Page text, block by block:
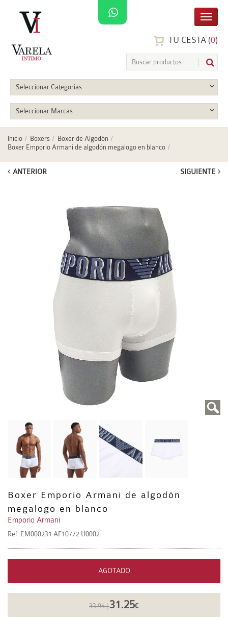
TU CESTA (0)
Seleccionar Categorias
Seleccionar Marcas
Inicio Boxers
Boxer de Algodón
Boxer Emporio Armani de algodón megalogo en blanco
ANTERIOR SIGUIENTE
Boxer Emporio Armani de algodón
megalogo en blanco
Emporio Armani
Ref. EM000231 AF10772 U0002
AGOTADO
33.95 |31.25€